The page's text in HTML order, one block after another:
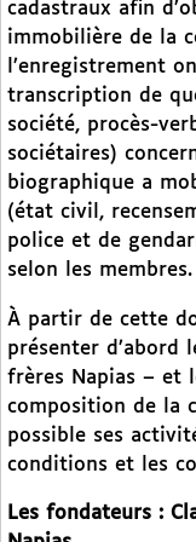
cadastraux afin
immobilière de la
l’enregistrement
transcription de
société, procès-
sociétaires)
biographique a
(état civil,
police et de
selon les membres.
À partir de cette
présenter d’abord
frères Napias – et
composition de la
possible ses
conditions et les
Les fondateurs :